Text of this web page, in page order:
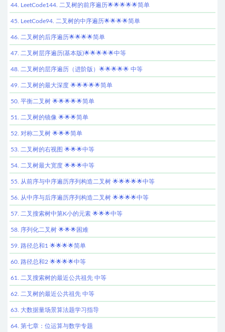
44. LeetCode144. 二叉树的前序遍历🌟🌟🌟🌟🌟简单
45. LeetCode94. 二叉树的中序遍历🌟🌟🌟🌟简单
46. 二叉树的后序遍历🌟🌟🌟🌟简单
47. 二叉树层序遍历(基本版)🌟🌟🌟🌟🌟中等
48. 二叉树的层序遍历（进阶版）🌟🌟🌟🌟🌟 中等
49. 二叉树的最大深度 🌟🌟🌟🌟🌟简单
50. 平衡二叉树 🌟🌟🌟🌟🌟简单
51. 二叉树的镜像 🌟🌟🌟简单
52. 对称二叉树 🌟🌟🌟简单
53. 二叉树的右视图 🌟🌟🌟中等
54. 二叉树最大宽度 🌟🌟🌟中等
55. 从前序与中序遍历序列构造二叉树 🌟🌟🌟🌟🌟中等
56. 从中序与后序遍历序列构造二叉树 🌟🌟🌟🌟中等
57. 二叉搜索树中第K小的元素 🌟🌟🌟中等
58. 序列化二叉树 🌟🌟🌟困难
59. 路径总和1 🌟🌟🌟🌟简单
60. 路径总和2 🌟🌟🌟🌟中等
61. 二叉搜索树的最近公共祖先 中等
62. 二叉树的最近公共祖先 中等
63. 大数据量场景算法题学习指导
64. 第七章：位运算与数学专题